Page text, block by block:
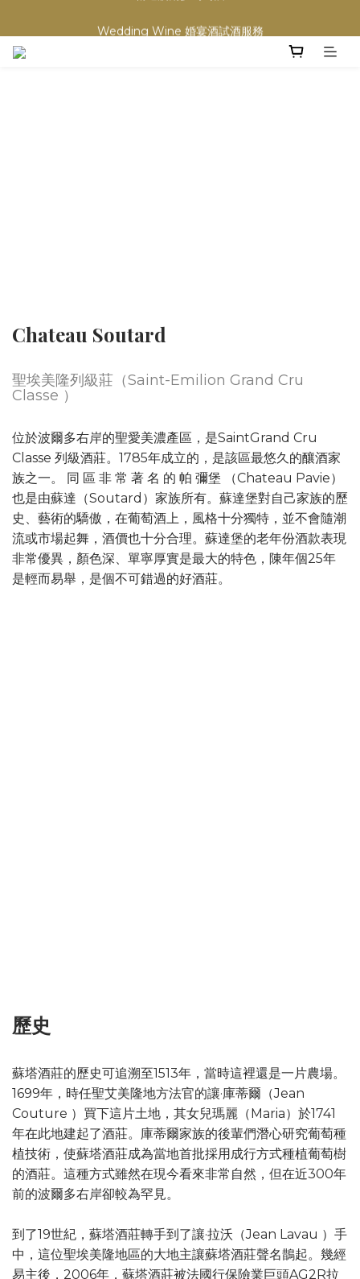
買滿任何酒類 六支 或買滿 $1200 (不限支數) 皆可享免費送貨
Chateau Soutard
聖埃美隆列級莊（Saint-Emilion Grand Cru
Classe ）
位於波爾多右岸的聖愛美濃產區，是SaintGrand Cru
Classe 列級酒莊。1785年成立的，是該區最悠久的釀酒家
族之一。 同 區 非 常 著 名 的 帕 彌堡 （Chateau Pavie）
也是由蘇達（Soutard）家族所有。蘇達堡對自己家族的歷
史、藝術的驕傲，在葡萄酒上，風格十分獨特，並不會隨潮
流或市場起舞，酒價也十分合理。蘇達堡的老年份酒款表現
非常優異，顏色深、單寧厚實是最大的特色，陳年個25年
是輕而易舉，是個不可錯過的好酒莊。
歷史
蘇塔酒莊的歷史可追溯至1513年，當時這裡還是一片農場。
1699年，時任聖艾美隆地方法官的讓·庫蒂爾（Jean
Couture ）買下這片土地，其女兒瑪麗（Maria）於1741
年在此地建起了酒莊。庫蒂爾家族的後輩們潛心研究葡萄種
植技術，使蘇塔酒莊成為當地首批採用成行方式種植葡萄樹
的酒莊。這種方式雖然在現今看來非常自然，但在近300年
前的波爾多右岸卻較為罕見。
到了19世紀，蘇塔酒莊轉手到了讓·拉沃（Jean Lavau ）手
中，這位聖埃美隆地區的大地主讓蘇塔酒莊聲名鵲起。幾經
易主後，2006年，蘇塔酒莊被法國行保險業巨頭AG2R拉